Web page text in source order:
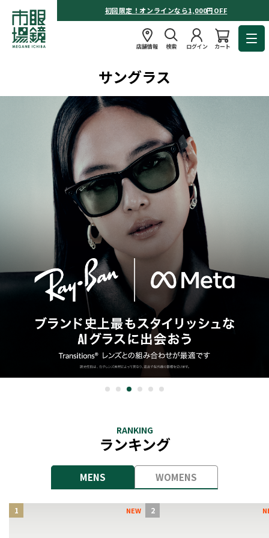
初回限定！オンラインなら1,000円OFF
店舗情報 検索 ログイン カート
サングラス
RANKING
ランキング
MENS WOMENS
1 NEW 2